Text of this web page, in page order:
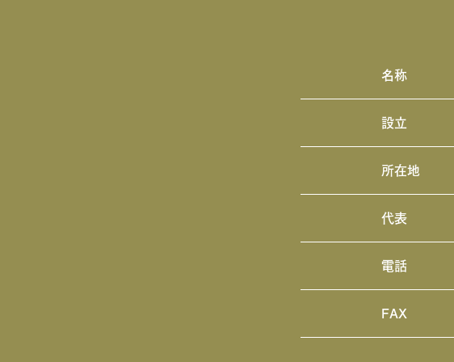
名称
設立
所在地
代表
電話
FAX